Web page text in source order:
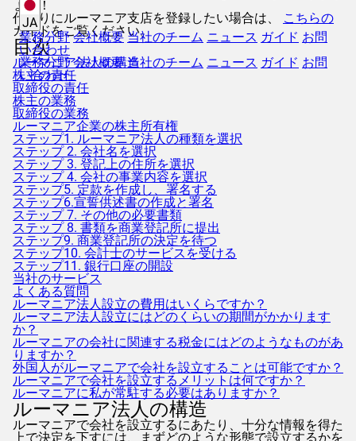
JA
業務分野 会社概要 当社のチーム ニュース ガイド お問
い合わせ
業務分野 会社概要 当社のチーム ニュース ガイド お問
い合わせ
ょう！
代わりにルーマニア支店を登録したい場合は、
こちらの
ガイドをご覧ください。
目次
ルーマニア法人の構造
株主の責任
取締役の責任
株主の業務
取締役の業務
ルーマニア企業の株主所有権
ステップ1. ルーマニア法人の種類を選択
ステップ 2. 会社名を選択
ステップ 3. 登記上の住所を選択
ステップ 4. 会社の事業内容を選択
ステップ5. 定款を作成し、署名する
ステップ6.宣誓供述書の作成と署名
ステップ 7. その他の必要書類
ステップ 8. 書類を商業登記所に提出
ステップ9. 商業登記所の決定を待つ
ステップ10. 会計士のサービスを受ける
ステップ11. 銀行口座の開設
当社のサービス
よくある質問
ルーマニア法人設立の費用はいくらですか？
ルーマニア法人設立にはどのくらいの期間がかかります
か？
ルーマニアの会社に関連する税金にはどのようなものがあ
りますか？
外国人がルーマニアで会社を設立することは可能ですか？
ルーマニアで会社を設立するメリットは何ですか？
ルーマニアに私が常駐する必要はありますか？
ルーマニア法人の構造
ルーマニアで会社を設立するにあたり、十分な情報を得た
上で決定を下すには、まずどのような形態で設立するかを